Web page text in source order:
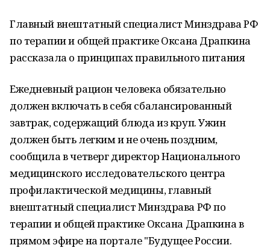
Главный внештатный специалист Минздрава РФ
по терапии и общей практике Оксана Драпкина
рассказала о принципах правильного питания
Ежедневный рацион человека обязательно
должен включать в себя сбалансированный
завтрак, содержащий блюда из круп. Ужин
должен быть легким и не очень поздним,
сообщила в четверг директор Национального
медицинского исследовательского центра
профилактической медицины, главный
внештатный специалист Минздрава РФ по
терапии и общей практике Оксана Драпкина в
прямом эфире на портале "Будущее России.